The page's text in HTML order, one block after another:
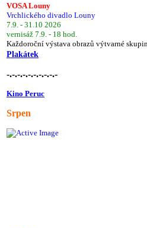
VOSA Louny
Vrchlického divadlo Louny
7.9. - 31.10 2026
vernisáž 7.9. - 18 hod.
Každoroční výstava obrazů výtvarné
Plakátek
-.-.-.-.-.-.-.-.-.-
Kino Peruc
Srpen